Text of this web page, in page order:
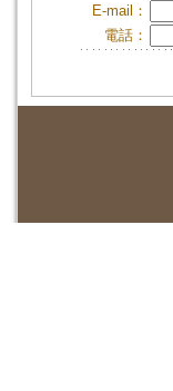
E-mail：
電話：